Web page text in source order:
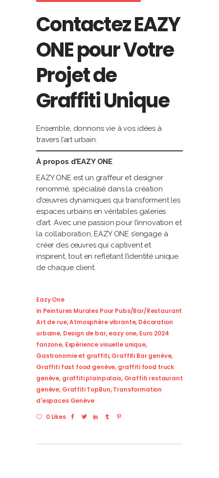
Contactez EAZY
ONE pour Votre
Projet de
Graffiti Unique
Ensemble, donnons vie à vos idées à
travers l’art urbain.
À propos d’EAZY ONE
EAZY ONE est un graffeur et designer
renommé, spécialisé dans la création
d’œuvres dynamiques qui transforment les
espaces urbains en véritables galeries
d’art. Avec une passion pour l’innovation et
la collaboration, EAZY ONE s’engage à
créer des œuvres qui captivent et
inspirent, tout en reflétant l’identité unique
de chaque client.
Eazy One
in Peintures Murales Pour Pubs/bar/restaurant
Art de rue,Atmosphère vibrante, Décoration
urbaine, Design de bar,eazy one, Euro 2024
fanzone, Expérience visuelle unique,
Gastronomie et graffiti,Graffiti Bar genève,
Graffiti fast food genève, graffiti food truck
genève, graffiti plainpalais, Graffiti restaurant
genève, Graffiti TopBun,Transformation
d'espaces Genève
0 Likes